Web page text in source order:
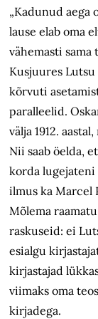
„Kadunud aega
lause elab oma
vähemasti sama
Kusjuures Lutsu
kõrvuti
paralleelid.
välja 1912.
Nii saab öelda,
korda lugejateni
ilmus ka Marcel
Mõlema
raskuseid: ei
esialgu
kirjastajad
viimaks oma
kirjadega.